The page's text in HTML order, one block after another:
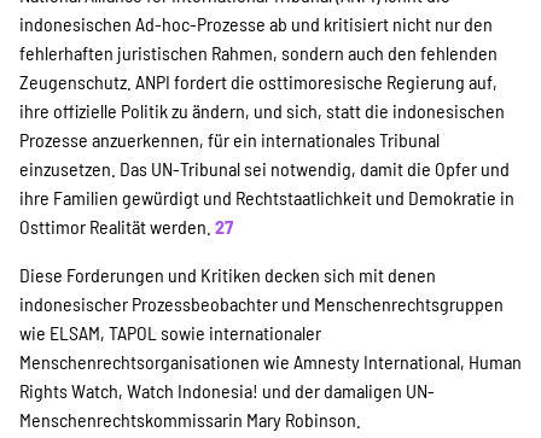
indonesischen Ad-hoc-Prozesse ab und kritisiert nicht nur den
fehlerhaften juristischen Rahmen, sondern auch den fehlenden
Zeugenschutz. ANPI fordert die osttimoresische Regierung auf,
ihre offizielle Politik zu ändern, und sich, statt die indonesischen
Prozesse anzuerkennen, für ein internationales Tribunal
einzusetzen. Das UN-Tribunal sei notwendig, damit die Opfer und
ihre Familien gewürdigt und Rechtstaatlichkeit und Demokratie in
Osttimor Realität werden. 27
Diese Forderungen und Kritiken decken sich mit denen
indonesischer Prozessbeobachter und Menschenrechtsgruppen
wie ELSAM, TAPOL sowie internationaler
Menschenrechtsorganisationen wie Amnesty International, Human
Rights Watch, Watch Indonesia! und der damaligen UN-
Menschenrechtskommissarin Mary Robinson.